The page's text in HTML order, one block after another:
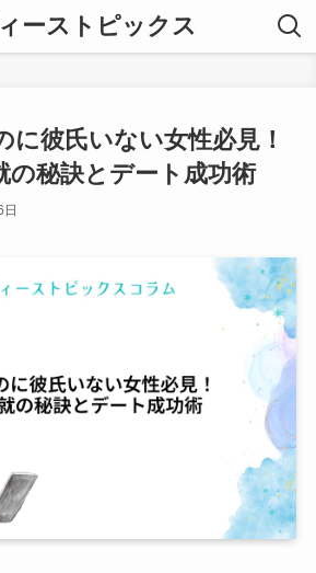
ーストピックス
に彼氏いない女性必見！
の秘訣とデート成功術